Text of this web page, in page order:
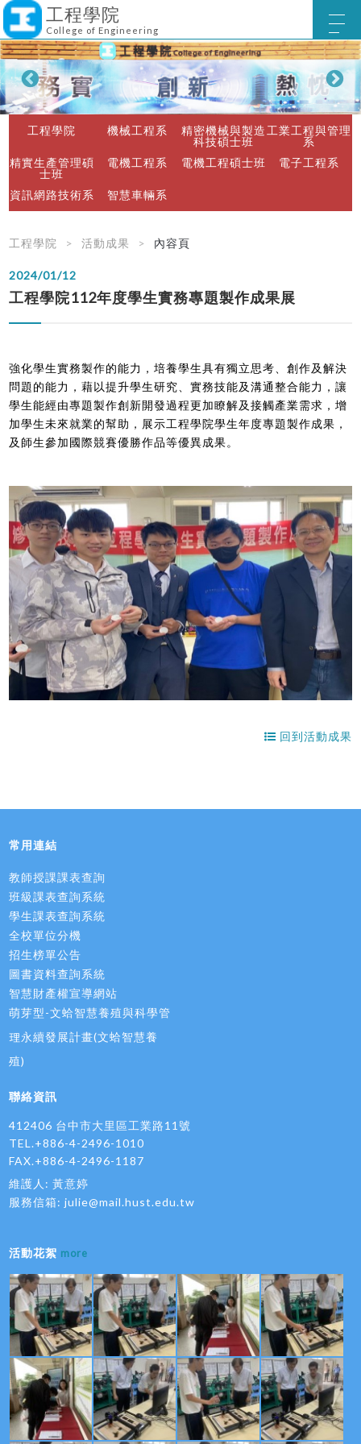
工程學院
College of Engineering
工程學院 機械工程系
精密機械與製造
科技碩士班
工業工程與管理
系
精實生產管理碩
士班
電機工程系 電機工程碩士班 電子工程系
資訊網路技術系 智慧車輛系
工程學院 活動成果 內容頁
2024/01/12
工程學院112年度學生實務專題製作成果展
強化學生實務製作的能力，培養學生具有獨立思考、創作及解決
問題的能力，藉以提升學生研究、實務技能及溝通整合能力，讓
學生能經由專題製作創新開發過程更加瞭解及接觸產業需求，增
加學生未來就業的幫助，展示工程學院學生年度專題製作成果，
及師生參加國際競賽優勝作品等優異成果。
回到活動成果
常用連結
教師授課課表查詢
班級課表查詢系統
學生課表查詢系統
全校單位分機
招生榜單公告
圖書資料查詢系統
智慧財產權宣導網站
萌芽型-文蛤智慧養殖與科學管
理永續發展計畫(文蛤智慧養
殖)
聯絡資訊
412406 台中市大里區工業路11號
TEL.+886-4-2496-1010
FAX.+886-4-2496-1187
維護人: 黃意婷
服務信箱:julie@mail.hust.edu.tw
活動花絮 more